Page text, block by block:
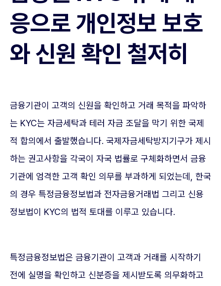
응으로 개인정보 보호
와 신원 확인 철저히
금융기관이 고객의 신원을 확인하고 거래 목적을 파악하
는 KYC는 자금세탁과 테러 자금 조달을 막기 위한 국제
적 합의에서 출발했습니다. 국제자금세탁방지기구가 제시
하는 권고사항을 각국이 자국 법률로 구체화하면서 금융
기관에 엄격한 고객 확인 의무를 부과하게 되었는데, 한국
의 경우 특정금융정보법과 전자금융거래법 그리고 신용
정보법이 KYC의 법적 토대를 이루고 있습니다.
특정금융정보법은 금융기관이 고객과 거래를 시작하기
전에 실명을 확인하고 신분증을 제시받도록 의무화하고